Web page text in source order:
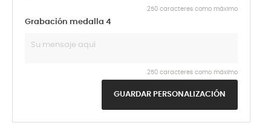
250 caracteres como máximo
Grabación medalla 4
250 caracteres como máximo
GUARDAR PERSONALIZACIÓN